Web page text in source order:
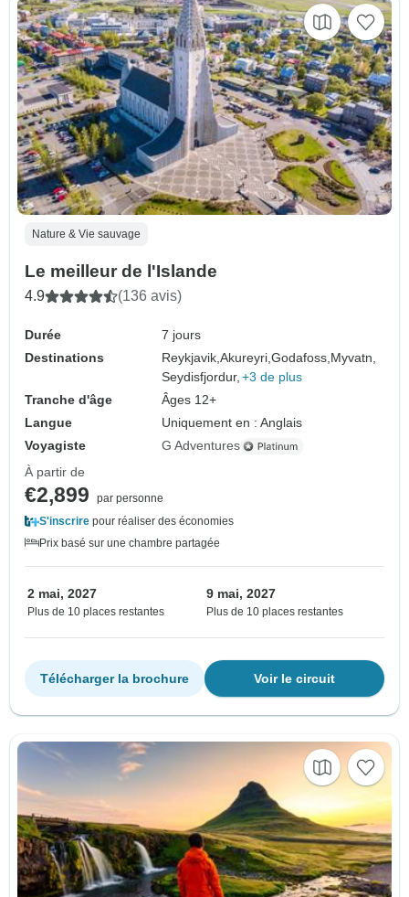
Nature & Vie sauvage
Le meilleur de l'Islande
4.9 (136 avis)
Durée
7 jours
Destinations
Reykjavik,Akureyri,Godafoss, Myvatn,
Seydisfjordur, +3 de plus
Tranche d'âge
Âges 12+
Langue
Uniquement en : Anglais
Voyagiste
G Adventures
À partir de
€2,899
par personne
S'inscrire pour réaliser des économies
Prix basé sur une chambre partagée
2 mai, 2027
Plus de 10 places restantes
9 mai, 2027
Plus de 10 places restantes
Voir le circuit
Télécharger la brochure